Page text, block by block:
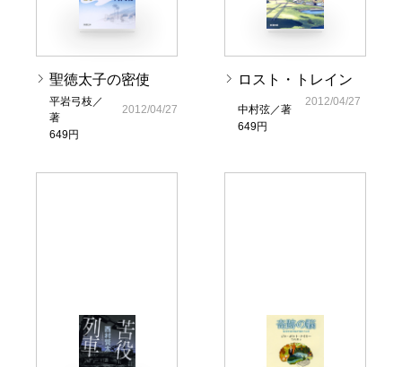
聖徳太子の密使
平岩弓枝／
著
649円
2012/04/27
ロスト・トレイン
中村弦／著
649円
2012/04/27